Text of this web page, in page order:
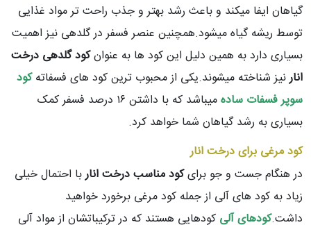
گیاهان ایفا میکند و باعث رشد بهتر و جذب راحت تر مواد غذایی
توسط ریشه گیاه میشود.همچنین عنصر فسفر در گلدهی نیز اهمیت
بسیاری دارد به همین دلیل این کود ها به عنوانکود گلدهی درخت
انارنیز شناخته میشوند.یکی از محبوب ترین کود های فسفاتهکود
سوپر فسفات ساده
میباشد که با داشتن ۱۶ درصد فسفر کمک
بسیاری به رشد گیاهان شما خواهد کرد.
کود مرغی برای درخت انار
در هنگام جست و جو برایکود مناسب درخت اناربا احتمال خیلی
زیاد به کود های آلی از جمله کود مرغی برخورد خواهید
داشت.کودهای آلی کودهایی هستند که در ترکیباتشان از مواد آلی